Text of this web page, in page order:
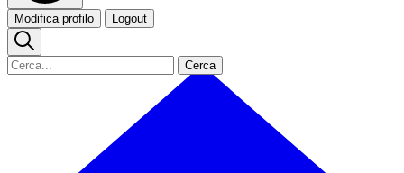
Modifica profilo Logout
Cerca